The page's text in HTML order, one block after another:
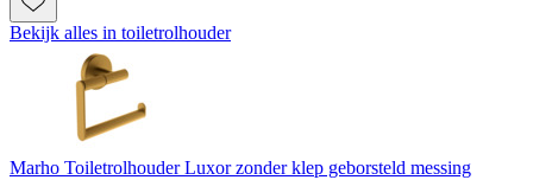
Bekijk alles in toiletrolhouder
Marho Toiletrolhouder Luxor zonder klep geborsteld messing